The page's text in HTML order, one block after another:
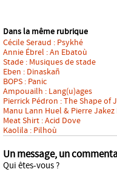
Dans la même rubrique
Cécile Seraud : Psykhé
Annie Ébrel : An Ebatoù
Stade : Musiques de stade
Eben : Dinaskañ
BOPS : Panic
Ampouailh : Lang(u)ages
Pierrick Pédron : The Shape of
Manu Lann Huel & Pierre
Meat Shirt : Acid Dove
Kaolila : Pilhoù
Un message, un
Qui êtes-vous ?